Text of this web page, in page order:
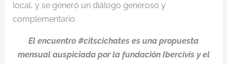
local, y se generó un diálogo generoso y
complementario.
El encuentro #citscichates es una propuesta
mensual auspiciada por la fundación Ibercivis y el